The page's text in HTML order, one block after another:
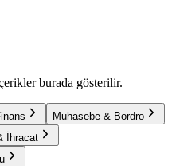
burada gösterilir.
Muhasebe & Bordro
İhracat